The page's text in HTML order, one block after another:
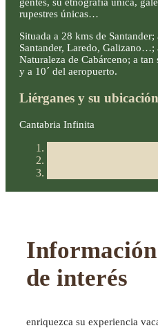
rupestres únicas…
Situada a 28 kms de
Santander, Laredo, Galizano…;
Naturaleza de Cabárceno; a
y a 10´ del aeropuerto.
Liérganes y su ubicación
Cantabria Infinita
de interés
enriquezca su experiencia